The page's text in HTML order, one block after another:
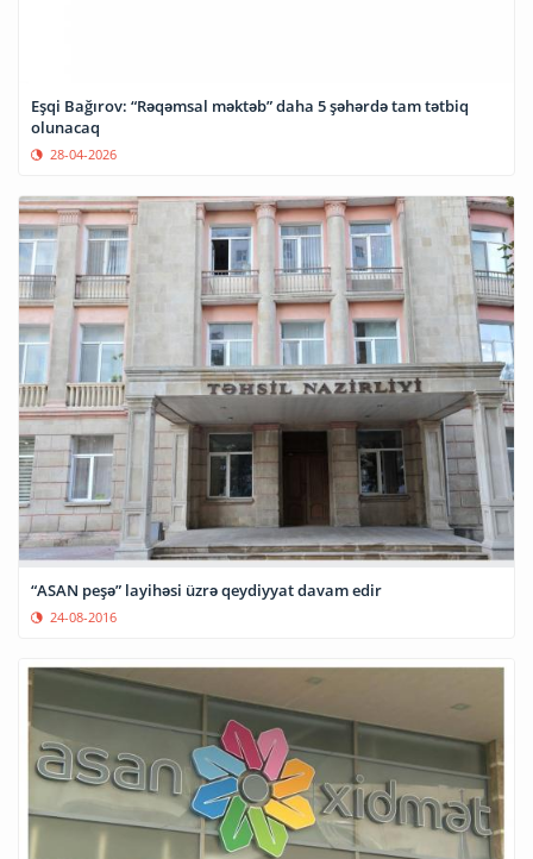
Eşqi Bağırov: “Rəqəmsal məktəb” daha 5 şəhərdə tam tətbiq
olunacaq
28-04-2026
“ASAN peşə” layihəsi üzrə qeydiyyat davam edir
24-08-2016